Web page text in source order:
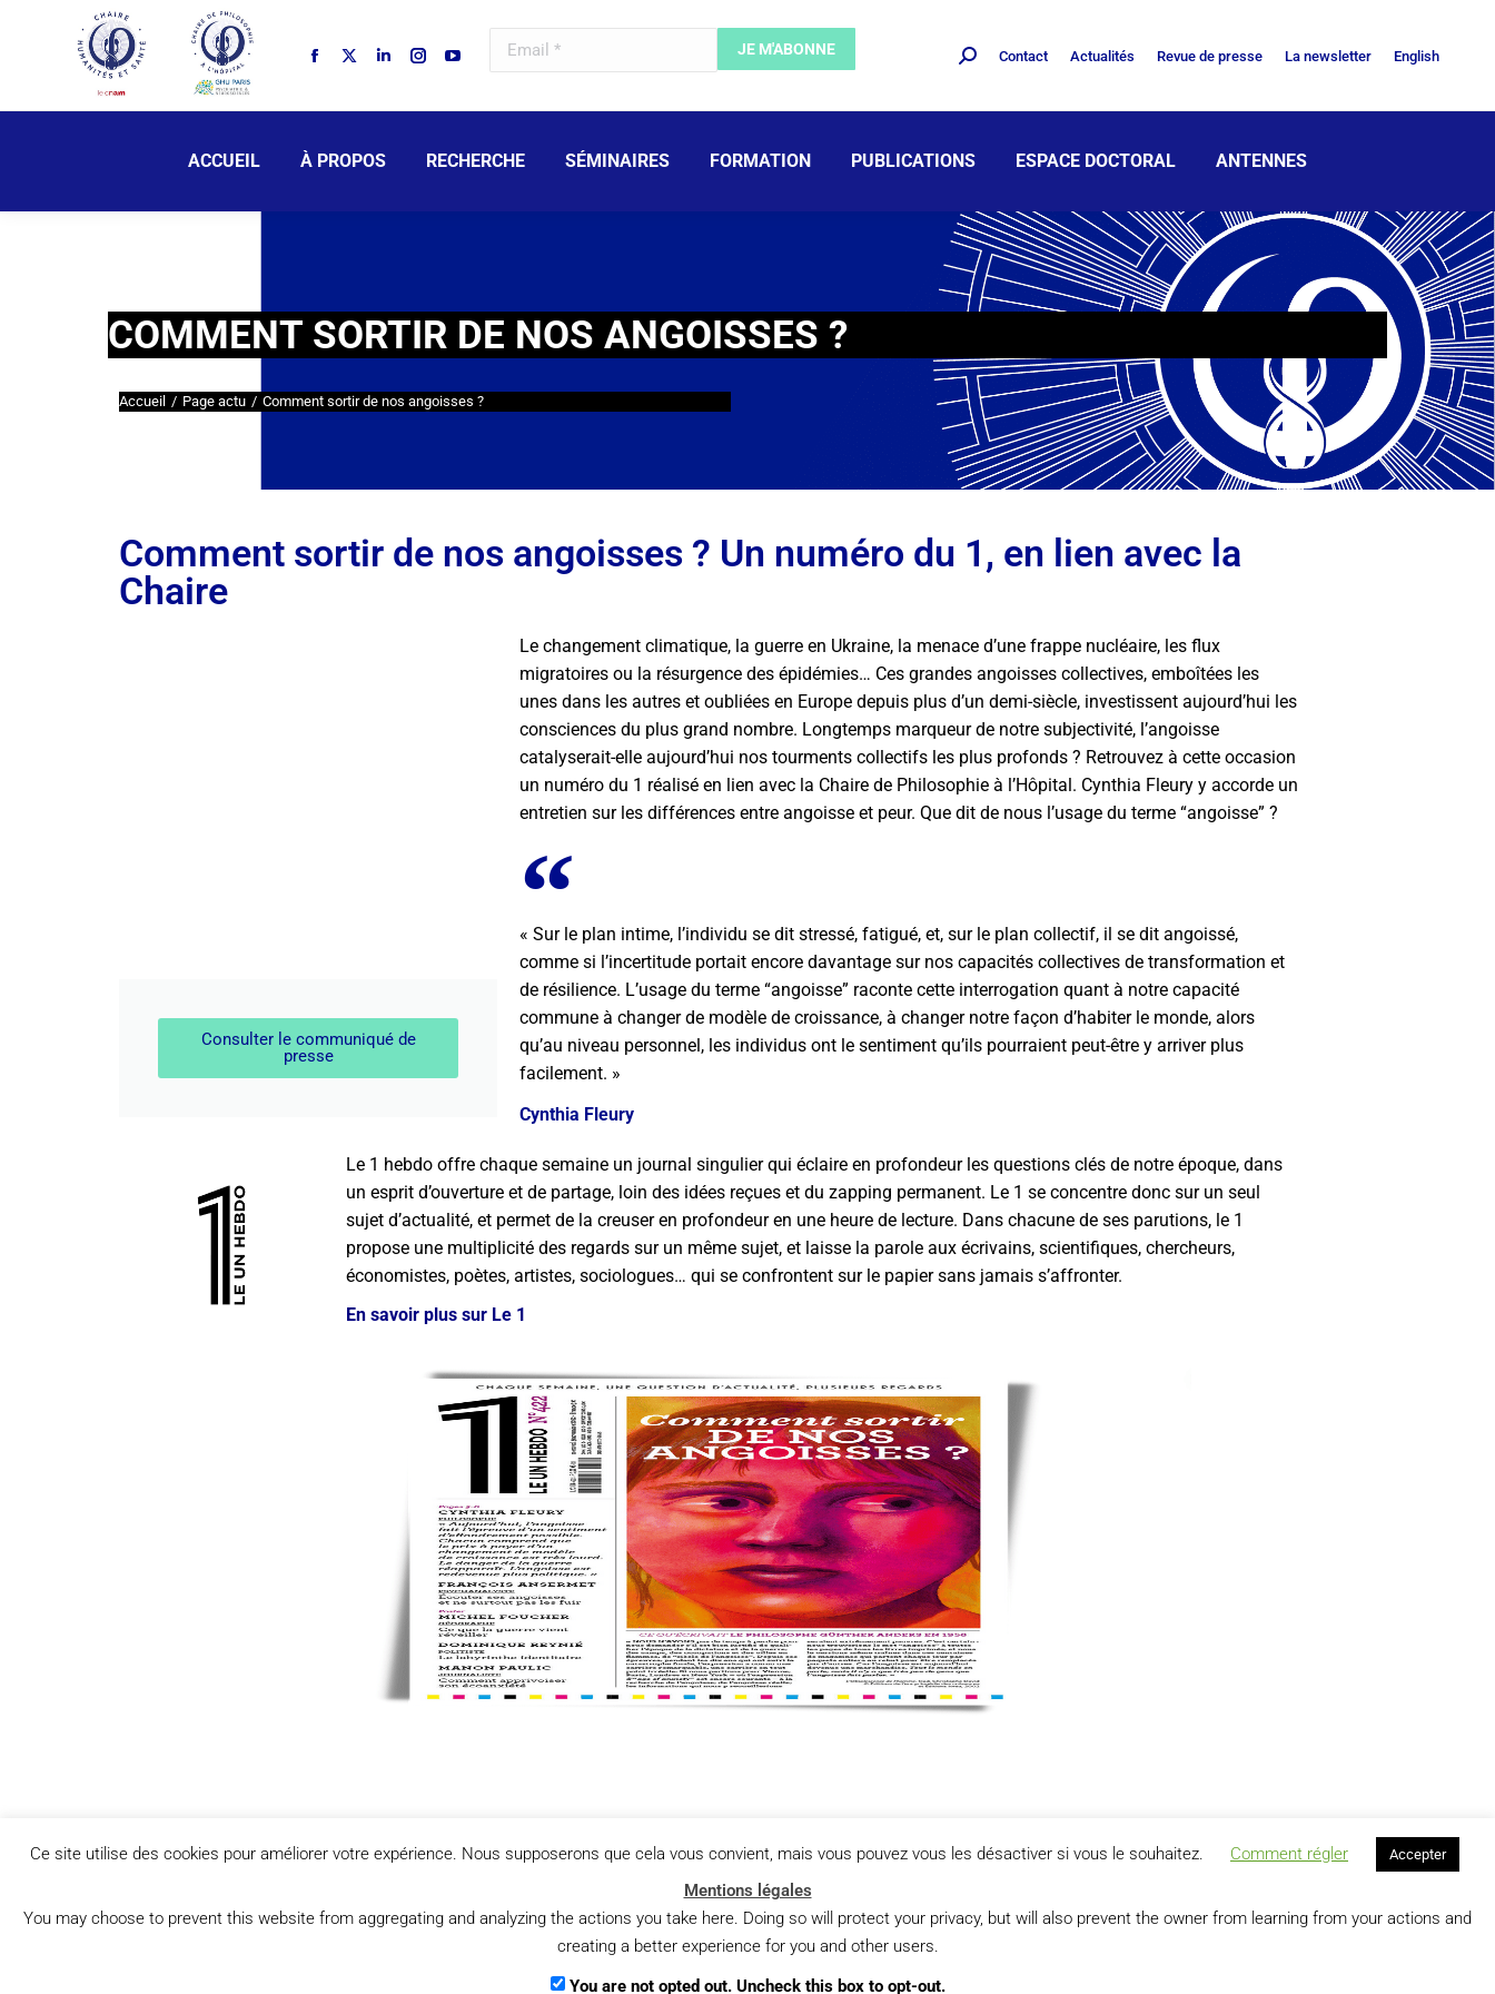
Contact Actualités Revue de presse La newsletter English
ACCUEIL À PROPOS RECHERCHE SÉMINAIRES FORMATION PUBLICATIONS ESPACE DOCTORAL ANTENNES
COMMENT SORTIR DE NOS ANGOISSES ?
Vous êtes ici :
Accueil Page actu Comment sortir de nos angoisses ?
Comment sortir de nos angoisses ? Un numéro du 1, en lien avec la
Chaire
Consulter le communiqué de
presse
Le changement climatique, la guerre en Ukraine, la menace d’une frappe nucléaire, les flux
migratoires ou la résurgence des épidémies… Ces grandes angoisses collectives, emboîtées les
unes dans les autres et oubliées en Europe depuis plus d’un demi-siècle, investissent aujourd’hui les
consciences du plus grand nombre. Longtemps marqueur de notre subjectivité, l’angoisse
catalyserait-elle aujourd’hui nos tourments collectifs les plus profonds ? Retrouvez à cette occasion
un numéro du 1 réalisé en lien avec la Chaire de Philosophie à l’Hôpital. Cynthia Fleury y accorde un
entretien sur les différences entre angoisse et peur. Que dit de nous l’usage du terme “angoisse” ?
« Sur le plan intime, l’individu se dit stressé, fatigué, et, sur le plan collectif, il se dit angoissé,
comme si l’incertitude portait encore davantage sur nos capacités collectives de transformation et
de résilience. L’usage du terme “angoisse” raconte cette interrogation quant à notre capacité
commune à changer de modèle de croissance, à changer notre façon d’habiter le monde, alors
qu’au niveau personnel, les individus ont le sentiment qu’ils pourraient peut-être y arriver plus
facilement. »
Cynthia Fleury
Le 1 hebdo offre chaque semaine un journal singulier qui éclaire en profondeur les questions clés de notre époque, dans
un esprit d’ouverture et de partage, loin des idées reçues et du zapping permanent. Le 1 se concentre donc sur un seul
sujet d’actualité, et permet de la creuser en profondeur en une heure de lecture. Dans chacune de ses parutions, le 1
propose une multiplicité des regards sur un même sujet, et laisse la parole aux écrivains, scientifiques, chercheurs,
économistes, poètes, artistes, sociologues… qui se confrontent sur le papier sans jamais s’affronter.
En savoir plus sur Le 1
Le soin aux morts Consultation citoyenne : éthique & données de santé
Ce site utilise des cookies pour améliorer votre expérience. Nous supposerons que cela vous convient, mais vous pouvez vous les désactiver si vous le souhaitez. Comment régler Accepter
Mentions légales
You may choose to prevent this website from aggregating and analyzing the actions you take here. Doing so will protect your privacy, but will also prevent the owner from learning from your actions and
creating a better experience for you and other users.
You are not opted out. Uncheck this box to opt-out.